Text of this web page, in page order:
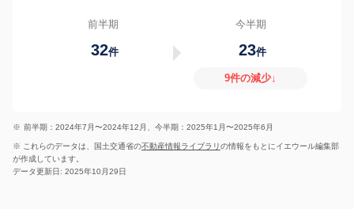
前半期
32件
今半期
23件
9件の減少↓
※ 前半期：2024年7月〜2024年12月、今半期：2025年1月〜2025年6月
※ これらのデータは、国土交通省の不動産情報ライブラリの情報をもとにイエウール編集部
が作成しています。
データ更新日: 2025年10月29日